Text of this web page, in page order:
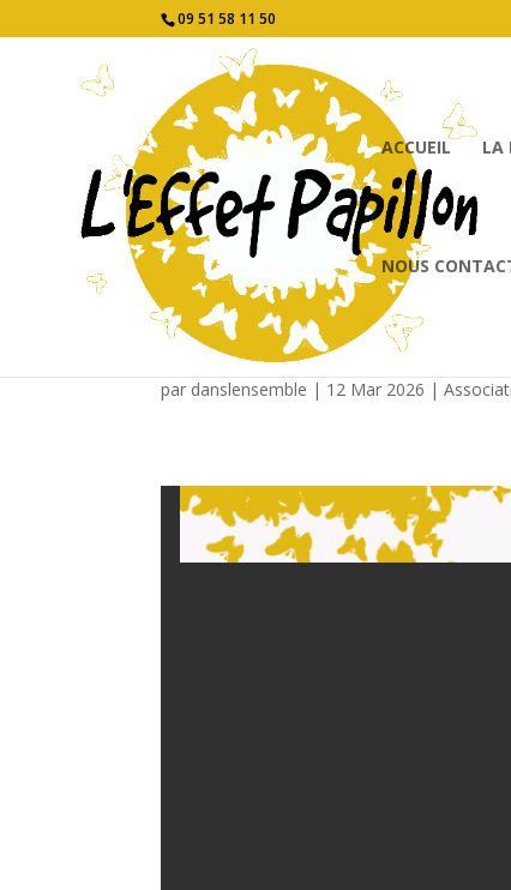
09 51 58 11 50
ACCUEIL LA
NOUS
La frise de Dans
par danslensemble | 12 Mar 2026 |